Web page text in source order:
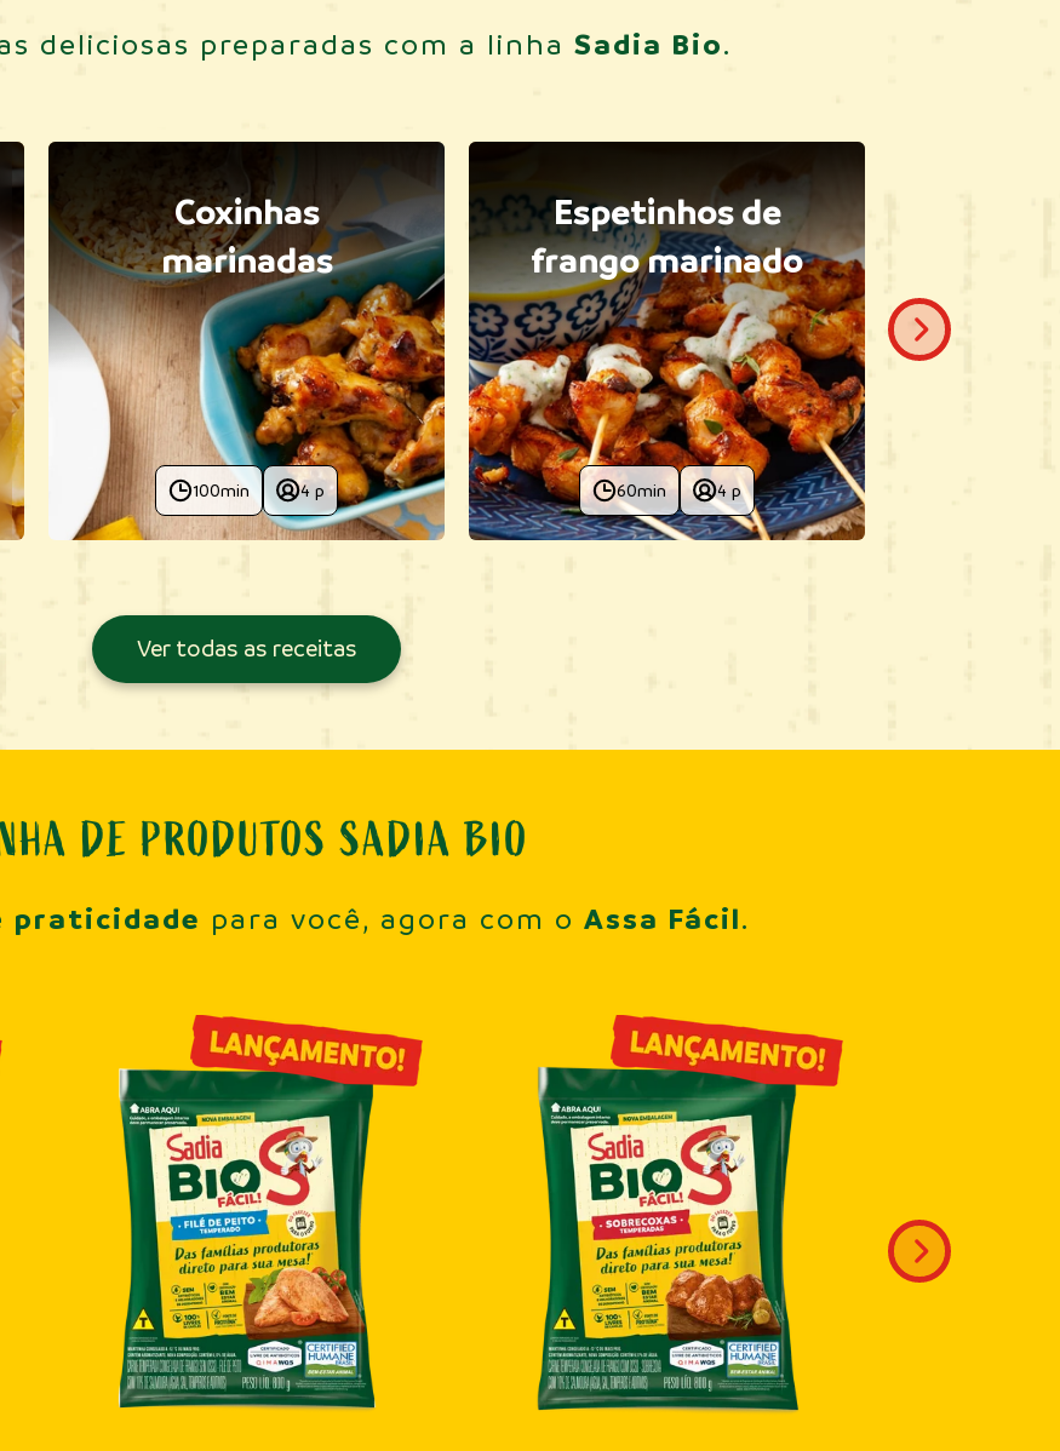
deliciosas preparadas com a linha Sadia Bio.
Coxinhas
marinadas
100min 4 p
Espetinhos de
frango marinado
60min 4 p
Ver todas as receitas
DE PRODUTOS SADIA BIO
praticidade para você, agora com o Assa Fácil.